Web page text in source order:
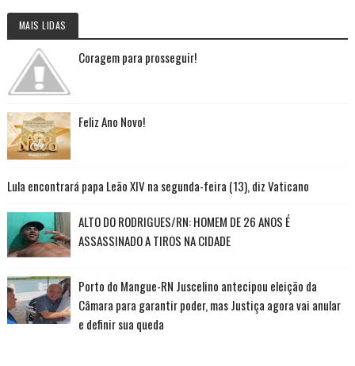
MAIS LIDAS
Coragem para prosseguir!
Feliz Ano Novo!
Lula encontrará papa Leão XIV na segunda-feira (13), diz Vaticano
ALTO DO RODRIGUES/RN: HOMEM DE 26 ANOS É
ASSASSINADO A TIROS NA CIDADE
Porto do Mangue-RN Juscelino antecipou eleição da
Câmara para garantir poder, mas Justiça agora vai anular
e definir sua queda